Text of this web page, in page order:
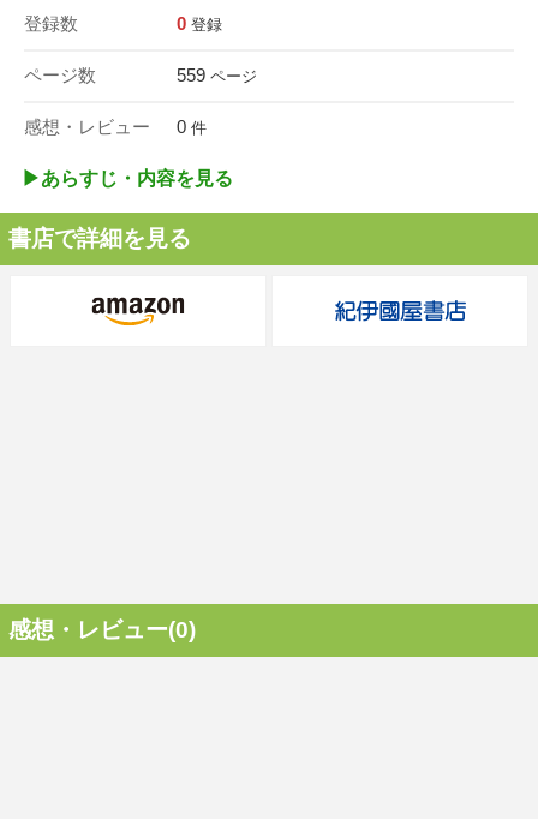
登録数 0 登録
ページ数 559 ページ
感想・レビュー 0 件
▶︎あらすじ・内容を見る
書店で詳細を見る
感想・レビュー(0)